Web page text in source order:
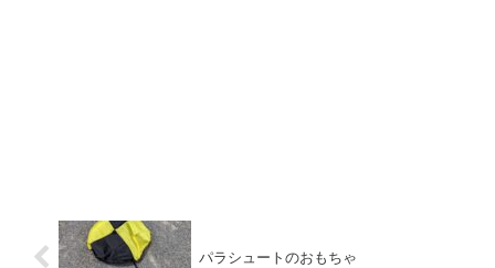
パラシュートのおもちゃ